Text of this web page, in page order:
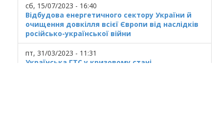
сб, 15/07/2023 - 16:40
Відбудова енергетичного сектору України й
очищення довкілля всієї Європи від наслідків
російсько-української війни
пт, 31/03/2023 - 11:31
Українська ГТС у кризовому стані